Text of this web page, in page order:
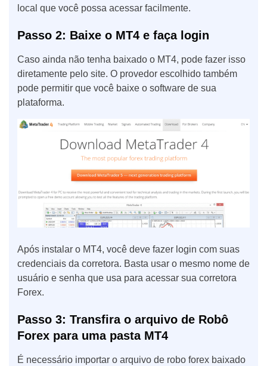
local que você possa acessar facilmente.
Passo 2: Baixe o MT4 e faça login
Caso ainda não tenha baixado o MT4, pode fazer isso
diretamente pelo site. O provedor escolhido também
pode permitir que você baixe o software de sua
plataforma.
Após instalar o MT4, você deve fazer login com suas
credenciais da corretora. Basta usar o mesmo nome de
usuário e senha que usa para acessar sua corretora
Forex.
Passo 3: Transfira o arquivo de Robô
Forex para uma pasta MT4
É necessário importar o arquivo de robo forex baixado